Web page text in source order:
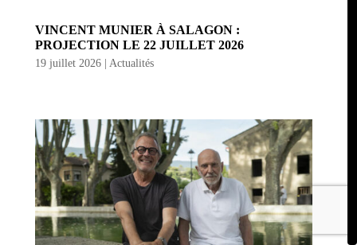
VINCENT MUNIER À SALAGON :
PROJECTION LE 22 JUILLET 2026
19 juillet 2026| Actualités